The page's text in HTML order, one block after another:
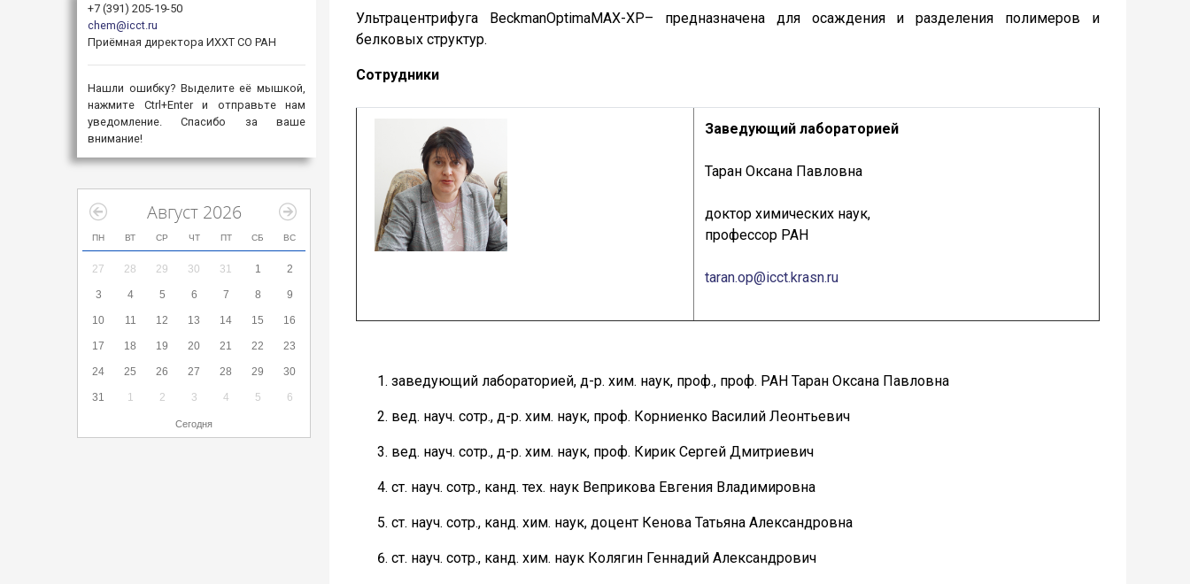
+7 (391) 205-19-50
chem@icct.ru
Приёмная директора ИХХТ СО РАН
Нашли ошибку? Выделите её мышкой,
нажмите Ctrl+Enter и отправьте нам
уведомление. Спасибо за ваше
внимание!
Август 2026
ПН ВТ СР ЧТ ПТ СБ ВС
27 28 29 30 31 1 2
3 4 5 6 7 8 9
10 11 12 13 14 15 16
17 18 19 20 21 22 23
24 25 26 27 28 29 30
31 1 2 3 4 5 6
Сегодня
Ультрацентрифуга BeckmanOptimaMAX-XP– предназначена для осаждения и разделения полимеров и
белковых структур.
Сотрудники
Заведующий лабораторией
Таран Оксана Павловна
доктор химических наук,
профессор РАН
taran.op@icct.krasn.ru
заведующий лабораторией, д-р. хим. наук, проф., проф. РАН Таран Оксана Павловна
вед. науч. сотр., д-р. хим. наук, проф. Корниенко Василий Леонтьевич
вед. науч. сотр., д-р. хим. наук, проф. Кирик Сергей Дмитриевич
ст. науч. сотр., канд. тех. наук Веприкова Евгения Владимировна
ст. науч. сотр., канд. хим. наук, доцент Кенова Татьяна Александровна
ст. науч. сотр., канд. хим. наук Колягин Геннадий Александрович